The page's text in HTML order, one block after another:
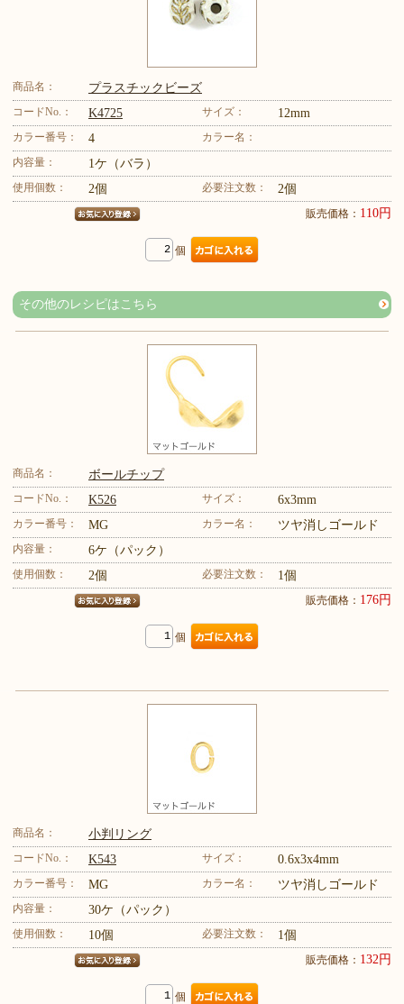
商品名： プラスチックビーズ
コードNo.： K4725 サイズ： 12mm
カラー番号： 4
カラー名：
内容量：
1ケ（バラ）
使用個数： 2個 必要注文数： 2個
販売価格： 110円
個
その他のレシピはこちら
商品名： ボールチップ
コードNo.： K526 サイズ： 6x3mm
カラー番号： MG カラー名： ツヤ消しゴールド
内容量： 6ケ（パック）
使用個数： 2個 必要注文数： 1個
販売価格： 176円
個
商品名： 小判リング
コードNo.： K543 サイズ： 0.6x3x4mm
カラー番号： MG カラー名： ツヤ消しゴールド
内容量： 30ケ（パック）
使用個数： 10個 必要注文数： 1個
販売価格： 132円
個